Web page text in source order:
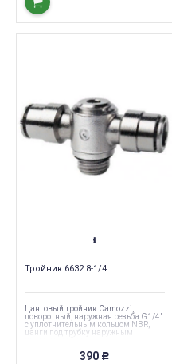
Тройник 6632 8-1/4
Цанговый тройник Camozzi,
поворотный, наружная резьба G1/4"
с уплотнительным кольцом NBR,
цанги под трубку наружным
390 Р